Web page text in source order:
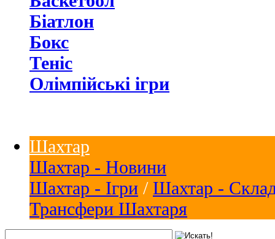
Біатлон
Бокс
Теніс
Олімпійські ігри
Шахтар
Шахтар - Новини
Шахтар - Ігри / Шахтар -
Трансфери Шахтаря